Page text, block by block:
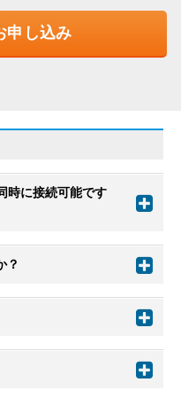
申し込み
時に接続可能です
？